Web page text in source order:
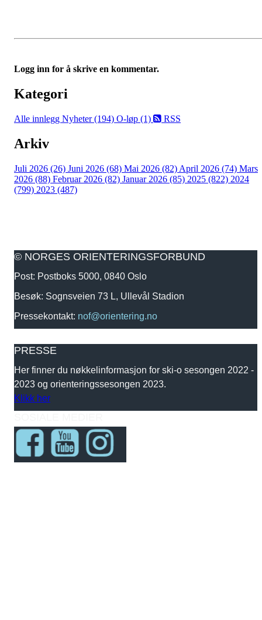
Logg inn for å skrive en kommentar.
Kategori
Alle innlegg Nyheter (194) O-løp (1) RSS
Arkiv
Juli 2026 (26) Juni 2026 (68) Mai 2026 (82) April 2026 (74) Mars
2026 (88) Februar 2026 (82) Januar 2026 (85) 2025 (822) 2024
(799) 2023 (487)
© NORGES ORIENTERINGSFORBUND
Post: Postboks 5000, 0840 Oslo
Besøk: Sognsveien 73 L, Ullevål Stadion
Pressekontakt: nof@orientering.no
PRESSE
Her finner du nøkkelinformasjon for ski-o sesongen 2022 -
2023 og orienteringssesongen 2023.
Klikk her